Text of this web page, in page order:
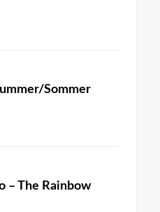
Sommer
– The Rainbow